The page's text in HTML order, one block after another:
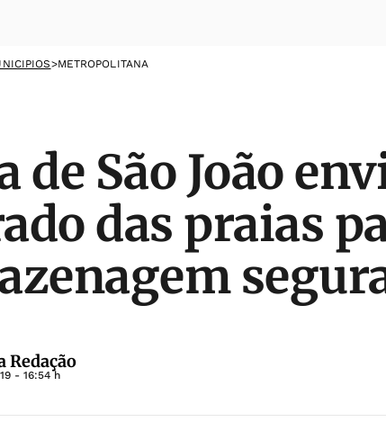
>METROPOLITANA
de São João
das praias
Redação
- 16:54 h